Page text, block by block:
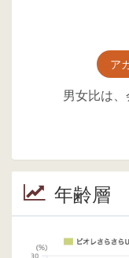
ア
男女比は
年齢層